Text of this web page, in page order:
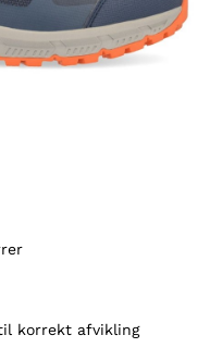
korrekt afvikling